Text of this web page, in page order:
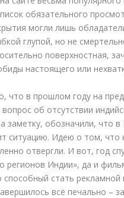
обязательного
могли лишь
глупой, но не
поверхностная,
настоящего или
что в прошлом году на
вопрос об отсутствии
заметку, обозначили,
ситуацию. Идею о том,
отвергли. И вот, год
регионов Индии», да и
стать
всё печально –